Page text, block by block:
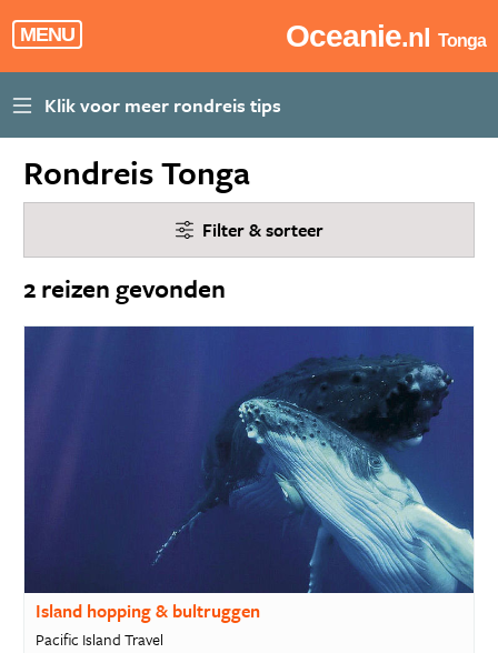
MENU Oceanie.nl Tonga
Rondreis Tonga
Filter & sorteer
2 reizen gevonden
Island hopping & bultruggen
Pacific Island Travel